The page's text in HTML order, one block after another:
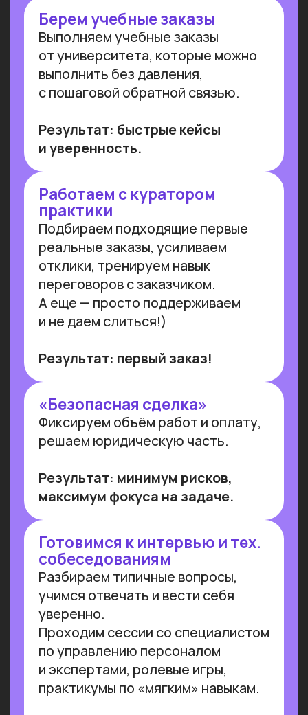
Имеем
образовательную
лицензию и статус
Сколково
Работа с умом: каков потенциал
генеративного ИИ для роста
производительности в России
Потенциальная ежегодная экономия
от внедрения генеративного ИИ
(генИИ, GenAI) в российской экономике
может достичь 10,8 трлн рублей к 2030
году, при этом ни одна из профессий
ПО ИИ СОВМЕСТНО С
ЛУЧШИМИ ВУЗАМИ СТРАНЫ